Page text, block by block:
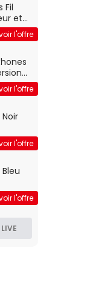
Fil
et
Pointl'offre
l'offre
Noir
l'offre
l'offre